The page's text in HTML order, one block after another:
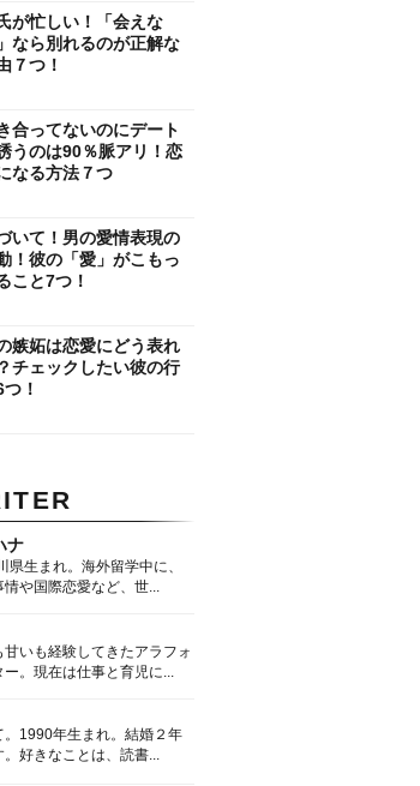
が忙しい！「会えな
なら別れるのが正解な
７つ！
合ってないのにデート
うのは90％脈アリ！恋
なる方法７つ
いて！男の愛情表現の
！彼の「愛」がこもっ
こと7つ！
嫉妬は恋愛にどう表れ
チェックしたい彼の行
！
ナ
県生まれ。海外留学中に、
情や国際恋愛など、世...
いも経験してきたアラフォ
ー。現在は仕事と育児に...
。1990年生まれ。結婚２年
。好きなことは、読書...